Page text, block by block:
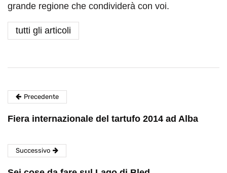
grande regione che condividerà con voi.
tutti gli articoli
Precedente
Fiera internazionale del tartufo 2014 ad Alba
Successivo